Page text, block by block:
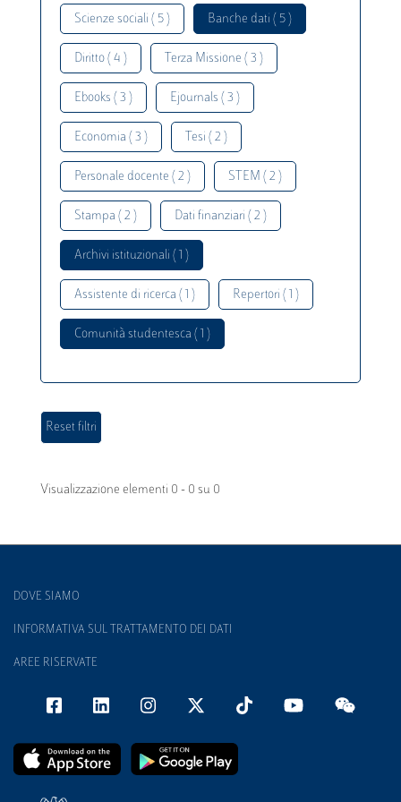
Scienze sociali ( 5 ) Banche dati ( 5 )
Diritto ( 4 ) Terza Missione ( 3 )
Ebooks ( 3 ) Ejournals ( 3 )
Economia ( 3 ) Tesi ( 2 )
Personale docente ( 2 ) STEM ( 2 )
Stampa ( 2 ) Dati finanziari ( 2 )
Archivi istituzionali ( 1 )
Assistente di ricerca ( 1 ) Repertori ( 1 )
Comunità studentesca ( 1 )
Visualizzazione elementi 0 - 0 su 0
DOVE SIAMO
INFORMATIVA SUL TRATTAMENTO DEI DATI
AREE RISERVATE